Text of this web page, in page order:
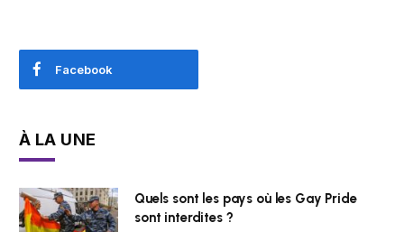
Facebook
À LA UNE
Quels sont les pays où les Gay Pride
sont interdites ?